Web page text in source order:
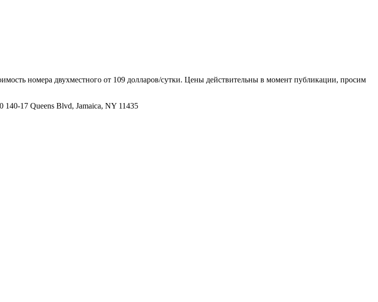
номера двухместного от 109 долларов/сутки. Цены действительны в момент публикации, просим
140-17 Queens Blvd, Jamaica, NY 11435